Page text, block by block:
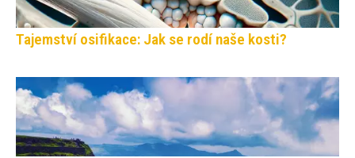
Tajemství osifikace: Jak se rodí naše kosti?